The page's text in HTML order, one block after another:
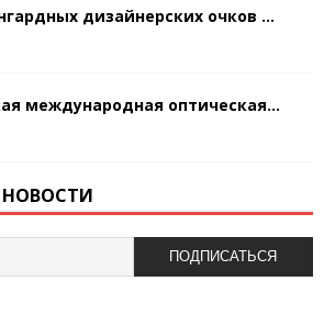
дизайнерских очков ...
международная оптическая...
ПОДПИСАТЬСЯ